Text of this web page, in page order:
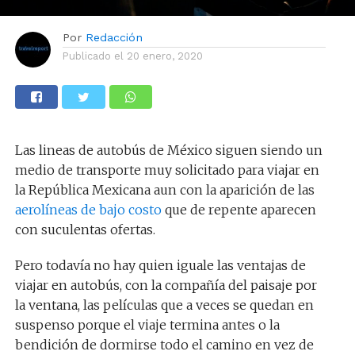
Por Redacción
Publicado el 20 enero, 2020
Las lineas de autobús de México siguen siendo un
medio de transporte muy solicitado para viajar en
la República Mexicana aun con la aparición de las
aerolíneas de bajo costoque de repente aparecen
con suculentas ofertas.
Pero todavía no hay quien iguale las ventajas de
viajar en autobús, con la compañía del paisaje por
la ventana, las películas que a veces se quedan en
suspenso porque el viaje termina antes o la
bendición de dormirse todo el camino en vez de